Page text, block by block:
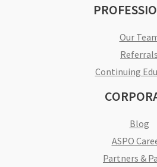
Our
Referrals
Continuing
Blog
ASPO
Partners &